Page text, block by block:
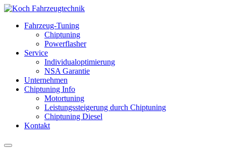
Fahrzeug-Tuning
Chiptuning
Powerflasher
Service
Individualoptimierung
NSA Garantie
Unternehmen
Chiptuning Info
Motortuning
Leistungssteigerung durch Chiptuning
Chiptuning Diesel
Kontakt